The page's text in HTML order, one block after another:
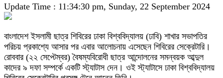
Update Time : 11:34:30 pm, Sunday, 22 September 2024
বাংলাদেশ ইসলামী ছাত্র শিবিরের ঢাকা বিশ্ববিদ্যালয় (ঢাবি) শাখার সভাপতির
পরিচয় প্রকাশ্যে আসার পর এবার আলোচনায় এসেছেন শিবিরের সেক্রেটারি।
রোববার (২২ সেপ্টেম্বর) বৈষম্যবিরোধী ছাত্র আন্দোলনের সমন্বয়ক আব্দুল
কাদের ৯ দফা সম্পর্কে একটি স্ট্যাটাস দেন। ওই স্ট্যাটাসে ঢাকা বিশ্ববিদ্যালয়